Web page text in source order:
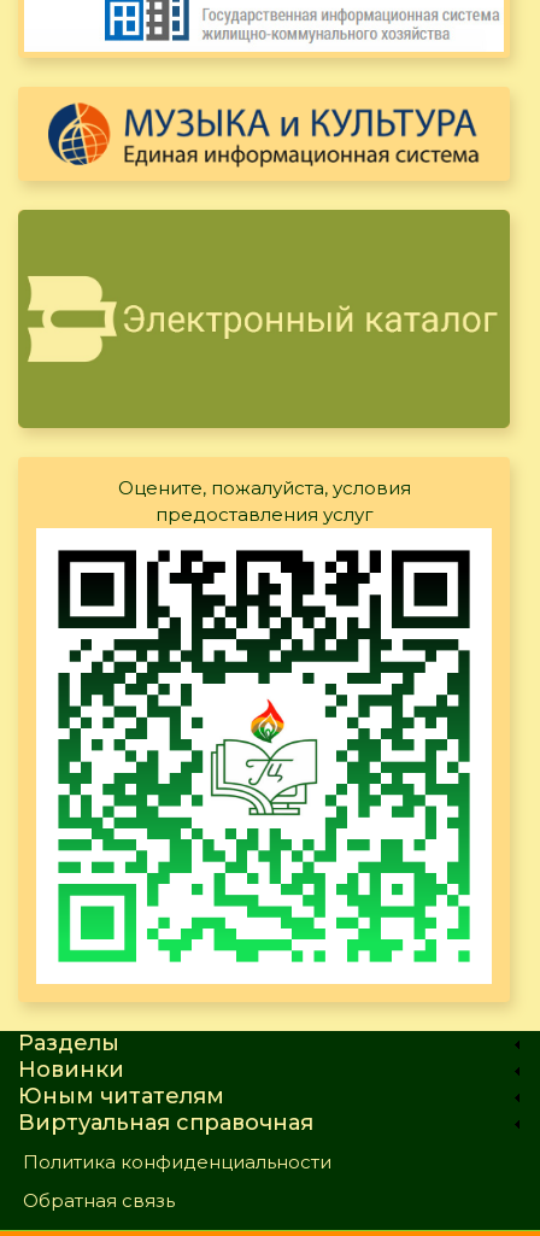
Оцените, пожалуйста, условия
предоставления услуг
Разделы
Новинки
Юным читателям
Виртуальная справочная
Политика конфиденциальности
Обратная связь